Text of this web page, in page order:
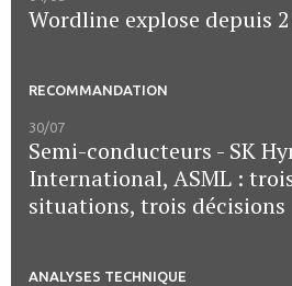
Wordline explose depuis
RECOMMANDATION
30/07
Semi-conducteurs - SK
International, ASML :
situations, trois décisions
ANALYSES TECHNIQUE